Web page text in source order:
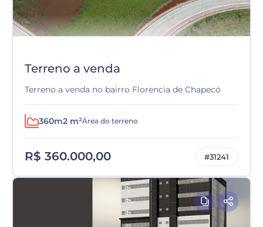
Terreno a venda
Terreno a venda no bairro Florencia de Chapecó
360m2 m²Área do terreno
R$ 360.000,00 #31241